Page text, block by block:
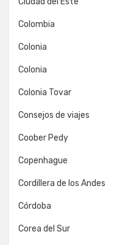
Colombia
Colonia
Colonia
Colonia Tovar
Consejos de viajes
Coober Pedy
Copenhague
Cordillera de los Andes
Córdoba
Corea del Sur